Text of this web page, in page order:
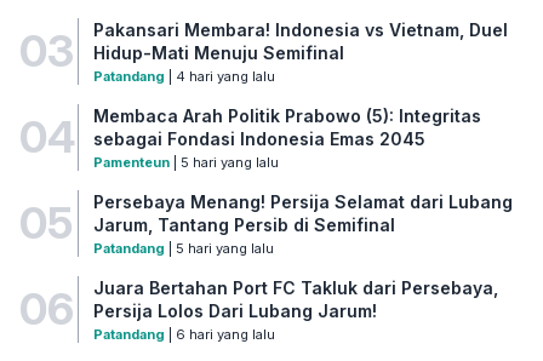
03
Pakansari Membara! Indonesia vs Vietnam, Duel
Hidup-Mati Menuju Semifinal
Patandang | 4 hari yang lalu
04
Membaca Arah Politik Prabowo (5): Integritas
sebagai Fondasi Indonesia Emas 2045
Pamenteun| 5 hari yang lalu
05
Persebaya Menang! Persija Selamat dari Lubang
Jarum, Tantang Persib di Semifinal
Patandang | 5 hari yang lalu
06
Juara Bertahan Port FC Takluk dari Persebaya,
Persija Lolos Dari Lubang Jarum!
Patandang | 6 hari yang lalu